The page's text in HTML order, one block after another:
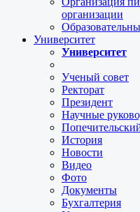
организации
Университет
Университет
Ученый совет
Ректорат
Президент
Научные
История
Новости
Видео
Фото
Документы
Бухгалтерия